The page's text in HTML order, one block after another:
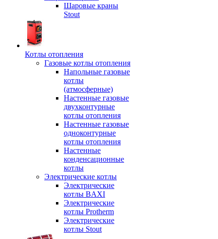
Шаровые краны
Stout
Котлы отопления
Газовые котлы отопления
Напольные газовые
котлы
(атмосферные)
Настенные газовые
двухконтурные
котлы отопления
Настенные газовые
одноконтурные
котлы отопления
Настенные
конденсационные
котлы
Электрические котлы
Электрические
котлы BAXI
Электрические
котлы Protherm
Электрические
котлы Stout